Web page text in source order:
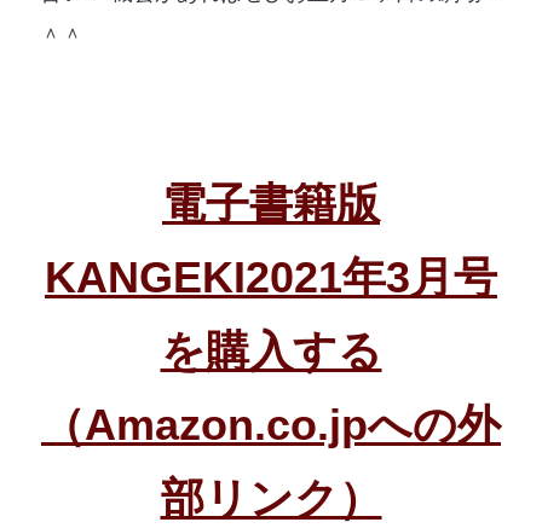
＾＾
電子書籍版
KANGEKI2021年3月号
を購入する
（Amazon.co.jpへの外
部リンク）